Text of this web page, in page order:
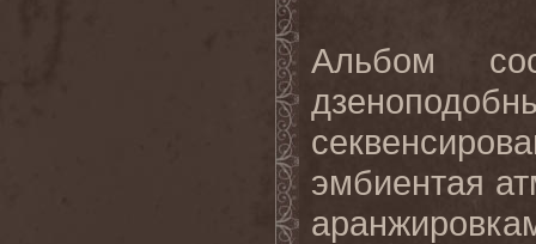
Альбом
эмбиентая